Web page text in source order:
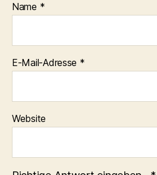
Name *
E-Mail-Adresse *
Website